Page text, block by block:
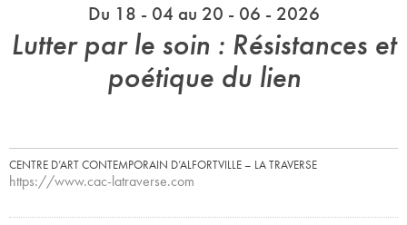
Du 18 - 04 au 20 - 06 - 2026
Lutter par le soin : Résistances et
poétique du lien
CENTRE D’ART CONTEMPORAIN D’ALFORTVILLE – LA TRAVERSE
https://www.cac-latraverse.com